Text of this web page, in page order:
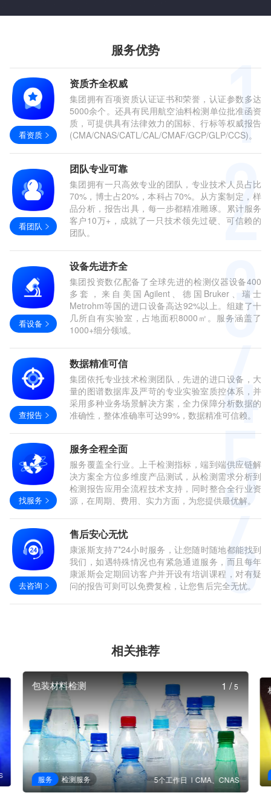
服务优势
看资质
资质齐全权威
集团拥有百项资质认证证书和荣誉，认证参数多达
5000余个。还具有民用航空油料检测单位批准函资
质，可提供具有法律效力的国标、行标等权威报告
(CMA/CNAS/CATL/CAL/CMAF/GCP/GLP/CCS)。
看团队
团队专业可靠
集团拥有一只高效专业的团队，专业技术人员占比
70%，博士占20%，本科占70%。从方案制定，样
品分析，报告出具，每一步都精准雕琢。累计服务
客户10万+，成就了一只技术领先过硬、可信赖的
团队。
看设备
设备先进齐全
集团投资数亿配备了全球先进的检测仪器设备400
多套，来自美国Agilent、德国Bruker、瑞士
Metrohm等国的进口设备高达92%以上。组建了十
几所自有实验室，占地面积8000㎡。服务涵盖了
1000+细分领域。
查报告
数据精准可信
集团依托专业技术检测团队，先进的进口设备，大
量的图谱数据库及严苛的专业实验室质控体系，并
采用多种业务场景解决方案，全力保障分析数据的
准确性，整体准确率可达99%，数据精准可信赖。
找服务
服务全程全面
服务覆盖全行业。上千检测指标，端到端供应链解
决方案全方位多维度产品测试，从检测需求分析到
检测报告应用全流程技术支持，同时整合全行业资
源，在周期、费用、实力方面，为您提供最优解。
去咨询
售后安心无忧
康派斯支持7*24小时服务，让您随时随地都能找到
我们，如遇特殊情况也有紧急通道服务，而且每年
康派斯会定期回访客户并开设有培训课程，对有疑
问的报告可则可以免费复检，让您售后完全无忧。
相关推荐
包装材料检测
服务 检测服务 5个工作日 CMA、CNAS
1/5